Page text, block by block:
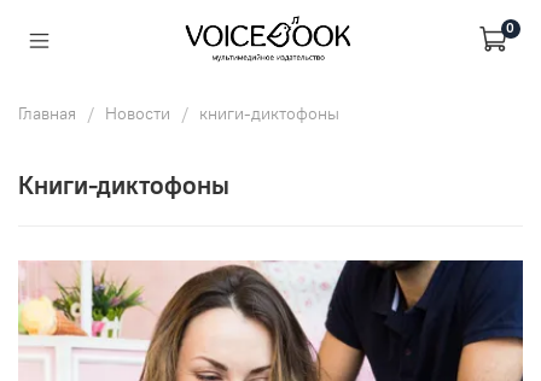
0
Главная Новости книги-диктофоны
книги-диктофоны